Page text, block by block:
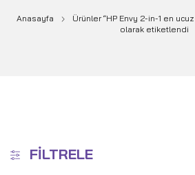
Anasayfa
Ürünler “HP Envy 2-in-1 en
olarak etiketlendi
FILTRELE